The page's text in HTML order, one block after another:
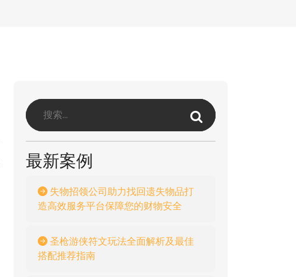
最新案例
失物招领公司助力找回遗失物品打
造高效服务平台保障您的财物安全
圣枪游侠符文玩法全面解析及最佳
搭配推荐指南